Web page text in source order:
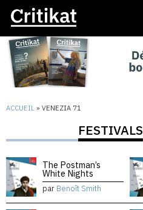
ACCUEIL » VENEZIA 71
FESTIVALS
The Postman’s
White Nights
par Benoît Smith